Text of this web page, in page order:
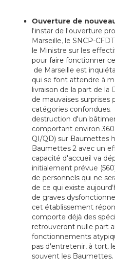
Ouverture de
l'instar de l'ouverture
Marseille, le SNCP-
le Ministre sur les
pour faire fonctionner
de Marseille est
qui se font attendre à
livraison de la part de la
de mauvaises surprises
catégories confondues.
destruction d'un
comportant environ
QI/QD) sur Baumettes
Baumettes 2 avec un
capacité d'accueil va
initialement prévue
de personnels qui ne
de ce qui existe
de graves
cet établissement
comporte déjà des
retrouveront nulle part
fonctionnements
pas d'entretenir, à tort,
souvent les Baumettes.